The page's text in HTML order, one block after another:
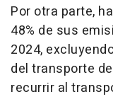
Por otra parte,
48% de sus
2024,
del transporte
recurrir al